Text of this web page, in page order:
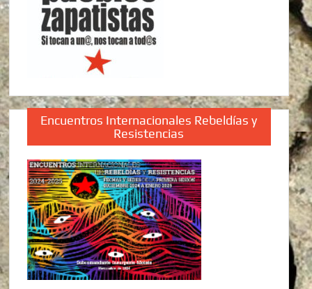
Encuentros Internacionales Rebeldías y
Resistencias